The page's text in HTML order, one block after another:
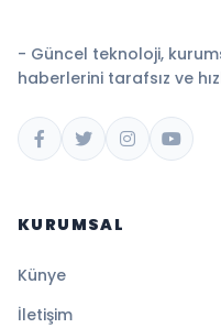
- Güncel teknoloji,
haberlerini tarafsız ve
KURUMSAL
Künye
İletişim